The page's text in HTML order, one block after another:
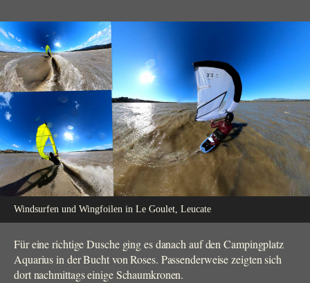
Windsurfen und Wingfoilen in Le Goulet, Leucate
Für eine richtige Dusche ging es danach auf den Campingplatz
Aquarius in der Bucht von Roses. Passenderweise zeigten sich
dort nachmittags einige Schaumkronen.